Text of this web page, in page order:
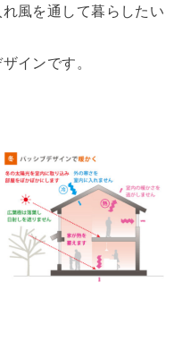
風を通して暮らしたい
インです。